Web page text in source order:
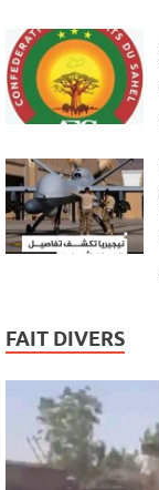
FAIT DIVERS